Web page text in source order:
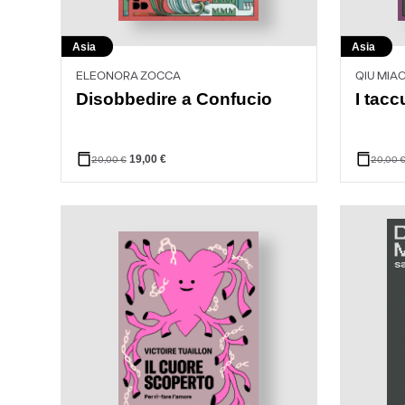
Asia
ELEONORA ZOCCA
Disobbedire a Confucio
20,00€ 19,00 €
Asia
QIU
I
20,00€